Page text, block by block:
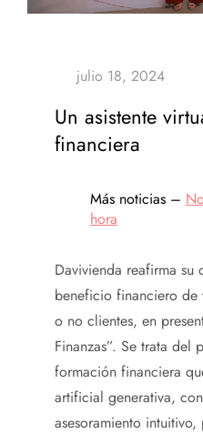
Un asistente
financiera
Más noticias –
hora
Davivienda reafirma su
beneficio financiero de
o no clientes, en
Finanzas”. Se trata del
formación financiera
artificial generativa,
asesoramiento